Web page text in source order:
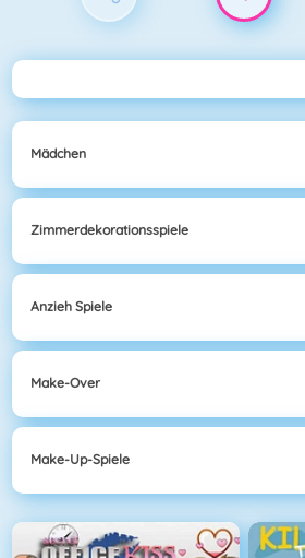
Mädchen
Zimmerdekorationsspiele
Anzieh Spiele
Make-Over
Make-Up-Spiele